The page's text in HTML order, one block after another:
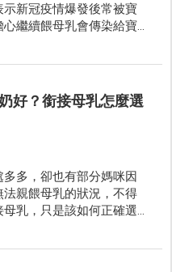
新冠疫情爆發後常被寶
繼續餵母乳會傳染給寶
好？銜接母乳怎麼選
多，卻也有部分媽咪因
親餵母乳的狀況，不得
乳，只是該如何正確選